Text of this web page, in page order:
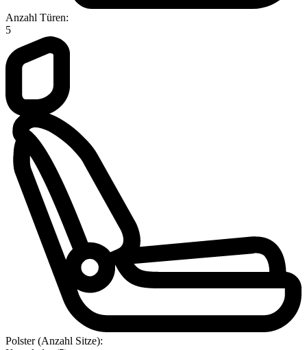
Anzahl Türen:
5
Polster (Anzahl Sitze):